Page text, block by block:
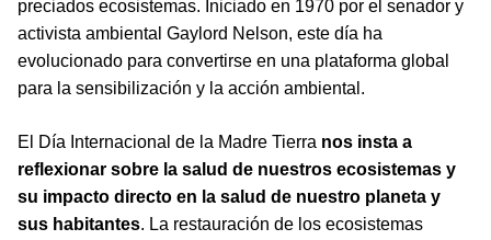
preciados ecosistemas. Iniciado en 1970 por el senador y
activista ambiental Gaylord Nelson, este día ha
evolucionado para convertirse en una plataforma global
para la sensibilización y la acción ambiental.
El Día Internacional de la Madre Tierra nos insta a
reflexionar sobre la salud de nuestros ecosistemas y
su impacto directo en la salud de nuestro planeta y
sus habitantes. La restauración de los ecosistemas